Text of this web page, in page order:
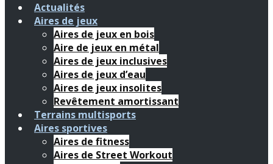
Actualités
Aires de jeux
Aires de jeux en bois
Aire de jeux en métal
Aires de jeux inclusives
Aires de jeux d’eau
Aires de jeux insolites
Revêtement amortissant
Terrains multisports
Aires sportives
Aires de fitness
Aires de Street Workout